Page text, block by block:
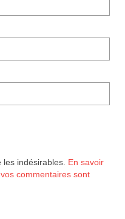
indésirables. En savoir
commentaires sont